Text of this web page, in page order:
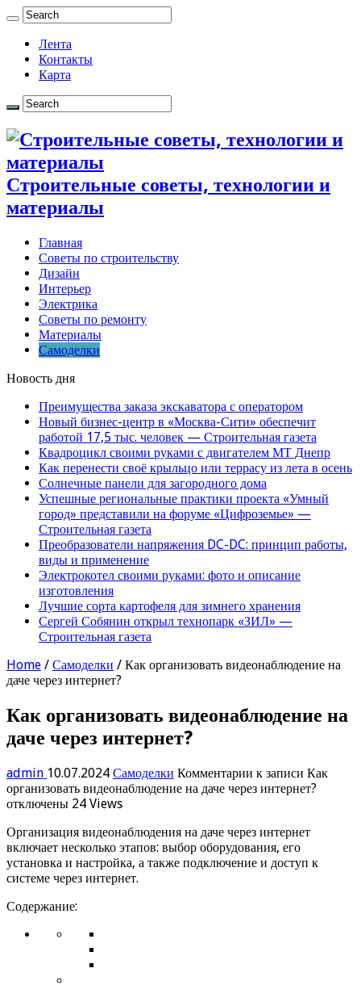
Лента
Контакты
Карта
Строительные советы, технологии и
материалы
Главная
Советы по строительству
Дизайн
Интерьер
Электрика
Советы по ремонту
Материалы
Самоделки
Новость дня
Преимущества заказа экскаватора с оператором
Новый бизнес-центр в «Москва-Сити» обеспечит
работой 17,5 тыс. человек — Строительная газета
Квадроцикл своими руками с двигателем МТ Днепр
Как перенести своё крыльцо или террасу из лета в осень
Солнечные панели для загородного дома
Успешные региональные практики проекта «Умный
город» представили на форуме «Цифроземье» —
Строительная газета
Преобразователи напряжения DC-DC: принцип работы,
виды и применение
Электрокотел своими руками: фото и описание
изготовления
Лучшие сорта картофеля для зимнего хранения
Сергей Собянин открыл технопарк «ЗИЛ» —
Строительная газета
Home / Самоделки / Как организовать видеонаблюдение на
даче через интернет?
Как организовать видеонаблюдение на
даче через интернет?
admin 10.07.2024 Самоделки Комментарии к записи Как
организовать видеонаблюдение на даче через интернет?
отключены 24 Views
Организация видеонаблюдения на даче через интернет
включает несколько этапов: выбор оборудования, его
установка и настройка, а также подключение и доступ к
системе через интернет.
Содержание: